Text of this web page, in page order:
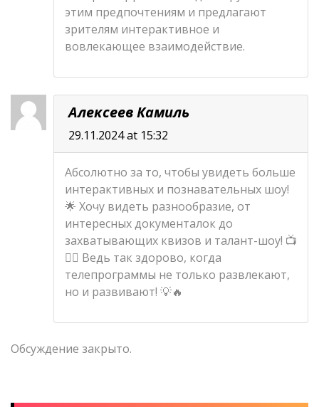
этим предпочтениям и предлагают
зрителям интерактивное и
вовлекающее взаимодействие.
Алексеев Камиль
29.11.2024 at 15:32
Абсолютно за то, чтобы увидеть больше
интерактивных и познавательных шоу!
🌟 Хочу видеть разнообразие, от
интересных документалок до
захватывающих квизов и талант-шоу! 📺
👍🏻 Ведь так здорово, когда
телепрограммы не только развлекают,
но и развивают! 💡🔥
Обсуждение закрыто.